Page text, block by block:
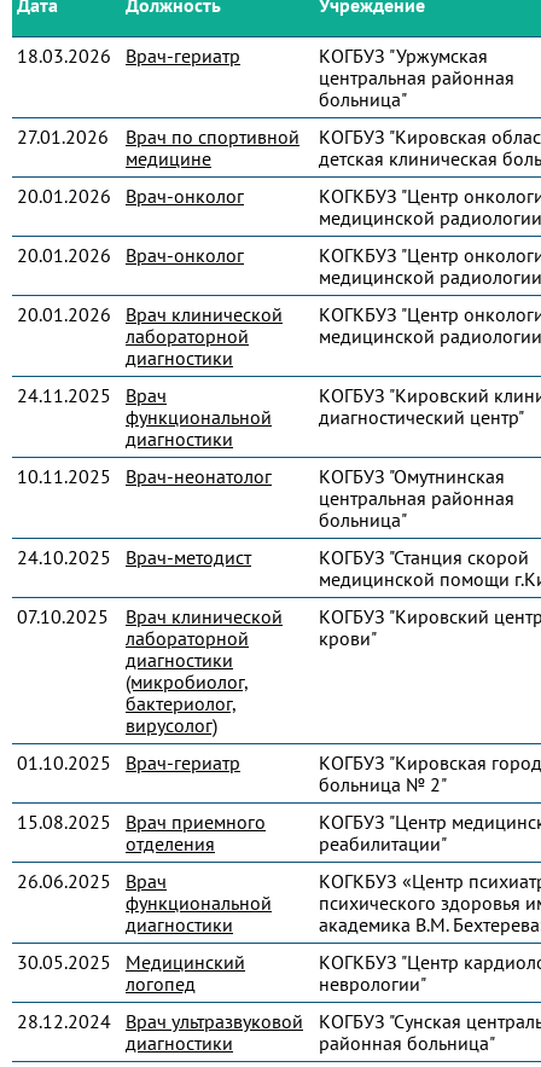
Дата Должность Учреждение
18.03.2026 Врач-гериатр
КОГБУЗ "Уржумская
центральная районная
больница"
27.01.2026
Врач по спортивной
медицине
КОГБУЗ "Кировская
детская клиническая
20.01.2026
Врач-онколог
КОГКБУЗ "Центр
медицинской
20.01.2026
Врач-онколог
КОГКБУЗ "Центр
медицинской
20.01.2026
Врач клинической
лабораторной
диагностики
КОГКБУЗ "Центр
медицинской
24.11.2025
Врач
функциональной
диагностики
КОГБУЗ "Кировский
диагностический центр"
10.11.2025 Врач-неонатолог
КОГБУЗ "Омутнинская
центральная районная
больница"
24.10.2025
Врач-методист
КОГБУЗ "Станция скорой
медицинской помощи
07.10.2025
Врач клинической
лабораторной
диагностики
(микробиолог,
бактериолог,
вирусолог)
КОГБУЗ "Кировский
крови"
01.10.2025 Врач-гериатр
КОГБУЗ "Кировская
больница № 2"
15.08.2025
Врач приемного
отделения
КОГБУЗ "Центр
реабилитации"
26.06.2025
Врач
функциональной
диагностики
КОГКБУЗ «Центр
психического здоровья
академика В.М.
30.05.2025
Медицинский
логопед
КОГКБУЗ "Центр
неврологии"
28.12.2024
Врач ультразвуковой
диагностики
КОГБУЗ "Сунская
районная больница"